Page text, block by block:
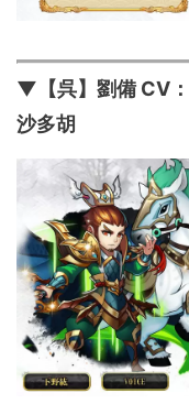
▼【呉】劉備 CV
沙多胡